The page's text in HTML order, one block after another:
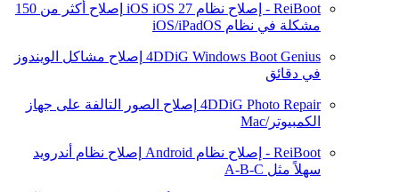
ReiBoot - إصلاح نظام iOS iOS 27
إصلاح أكثر من 150
مشكلة في نظام iOS/iPadOS
4DDiG Windows Boot Genius إصلاح مشاكل الويندوز
في دقائق
4DDiG Photo Repair إصلاح الصور التالفة على جهاز
الكمبيوتر/Mac
ReiBoot - إصلاح نظام Android
إصلاح نظام أندرويد
سهلاً مثل A-B-C